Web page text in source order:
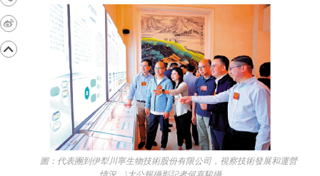
圖：代表團到伊犁川寧生物技術股份有限公司，視察技術發展和運營